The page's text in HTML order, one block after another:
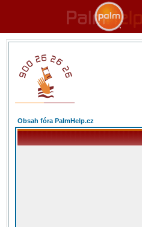
Obsah fóra PalmHelp.cz